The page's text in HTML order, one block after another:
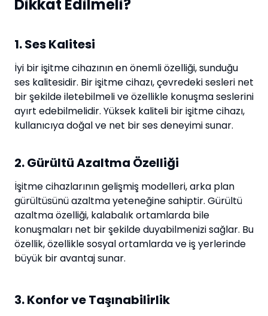
Dikkat Edilmeli?
1. Ses Kalitesi
İyi bir işitme cihazının en önemli özelliği, sunduğu
ses kalitesidir. Bir işitme cihazı, çevredeki sesleri net
bir şekilde iletebilmeli ve özellikle konuşma seslerini
ayırt edebilmelidir. Yüksek kaliteli bir işitme cihazı,
kullanıcıya doğal ve net bir ses deneyimi sunar.
2. Gürültü Azaltma Özelliği
İşitme cihazlarının gelişmiş modelleri, arka plan
gürültüsünü azaltma yeteneğine sahiptir. Gürültü
azaltma özelliği, kalabalık ortamlarda bile
konuşmaları net bir şekilde duyabilmenizi sağlar. Bu
özellik, özellikle sosyal ortamlarda ve iş yerlerinde
büyük bir avantaj sunar.
3. Konfor ve Taşınabilirlik